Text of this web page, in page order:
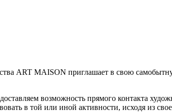
ART MAISON приглашает в свою
возможность прямого контакта
в той или иной активности, исходя из